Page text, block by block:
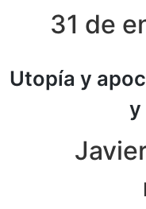
31 de
Utopía y
y